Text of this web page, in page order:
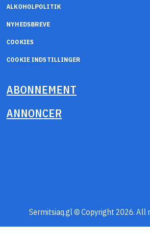
ALKOHOLPOLITIK
NYHEDSBREVE
COOKIES
COOKIE INDSTILLINGER
ABONNEMENT
ANNONCER
Sermitsiaq.gl © Copyright 2026. All